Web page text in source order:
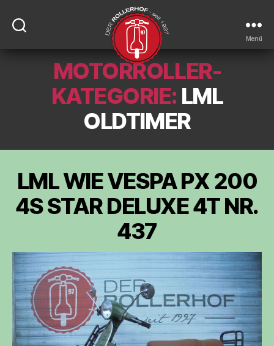
DER-
ROLLERHOF
Menü
MOTORROLLER-
KATEGORIE: LML
OLDTIMER
LML WIE VESPA PX 200
4S STAR DELUXE 4T NR.
437